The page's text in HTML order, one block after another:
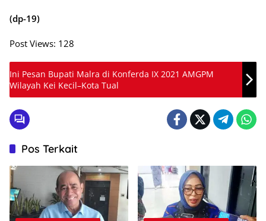
(dp-19)
Post Views: 128
Ini Pesan Bupati Malra di Konferda IX 2021 AMGPM
Wilayah Kei Kecil–Kota Tual
Pos Terkait